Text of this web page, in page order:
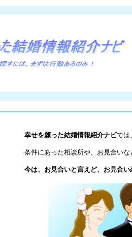
せを願った結婚情報紹介ナビでは
件にあった相談所や、お見合いな
は、お見合いと言えど、お見合い